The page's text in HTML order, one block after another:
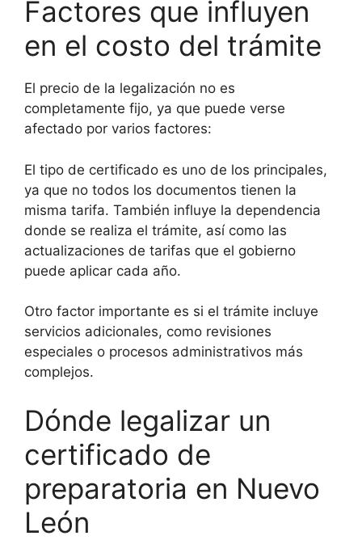
Factores que influyen
en el costo del trámite
El precio de la legalización no es
completamente fijo, ya que puede verse
afectado por varios factores:
El tipo de certificado es uno de los principales,
ya que no todos los documentos tienen la
misma tarifa. También influye la dependencia
donde se realiza el trámite, así como las
actualizaciones de tarifas que el gobierno
puede aplicar cada año.
Otro factor importante es si el trámite incluye
servicios adicionales, como revisiones
especiales o procesos administrativos más
complejos.
Dónde legalizar un
certificado de
preparatoria en Nuevo
León